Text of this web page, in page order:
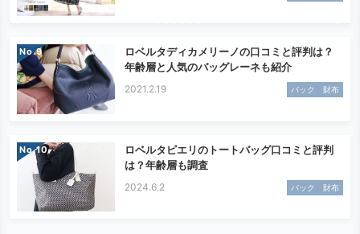
No.
ロベルタディカメリーノの口コミと評判は？
年齢層と人気のバッグレーネも紹介
2021.2.19 バック 財布
No.
ロベルタピエリのトートバッグ口コミと評判
は？年齢層も調査
2024.6.2 バック 財布